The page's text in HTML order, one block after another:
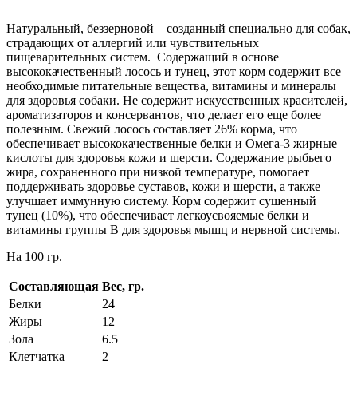
Натуральный, беззерновой – созданный специально для собак,
страдающих от аллергий или чувствительных
пищеварительных систем. Содержащий в основе
высококачественный лосось и тунец, этот корм содержит все
необходимые питательные вещества, витамины и минералы
для здоровья собаки. Не содержит искусственных красителей,
ароматизаторов и консервантов, что делает его еще более
полезным. Свежий лосось составляет 26% корма, что
обеспечивает высококачественные белки и Омега-3 жирные
кислоты для здоровья кожи и шерсти. Содержание рыбьего
жира, сохраненного при низкой температуре, помогает
поддерживать здоровье суставов, кожи и шерсти, а также
улучшает иммунную систему. Корм содержит сушенный
тунец (10%), что обеспечивает легкоусвояемые белки и
витамины группы B для здоровья мышц и нервной системы.
На 100 гр.
Составляющая Вес, гр.
Белки
24
Жиры
12
Зола
6.5
Клетчатка
2